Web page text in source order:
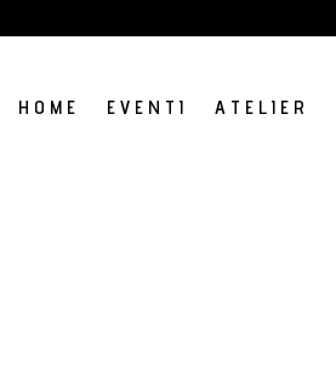
H O M E E V E N T I A T E L I E R